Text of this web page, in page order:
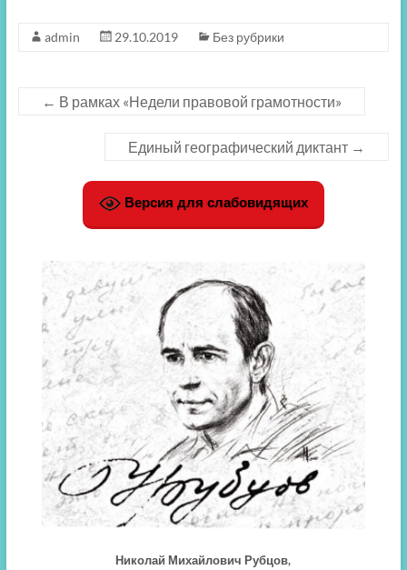
admin 29.10.2019 Без рубрики
← В рамках «Недели правовой грамотности»
Единый географический диктант →
Версия для слабовидящих
Николай Михайлович Рубцов,